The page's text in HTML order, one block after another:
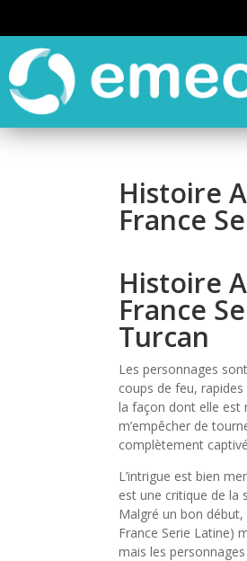
Histoire
France
Histoire
France
Turcan
Les personnages
coups de feu,
la façon dont elle est
m’empêcher de
complètement
L’intrigue est bien
est une critique de la
Malgré un bon
France Serie Latine)
mais les